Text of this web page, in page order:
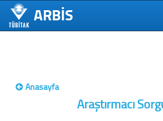
ARBİS
Anasayfa
Araştırmacı